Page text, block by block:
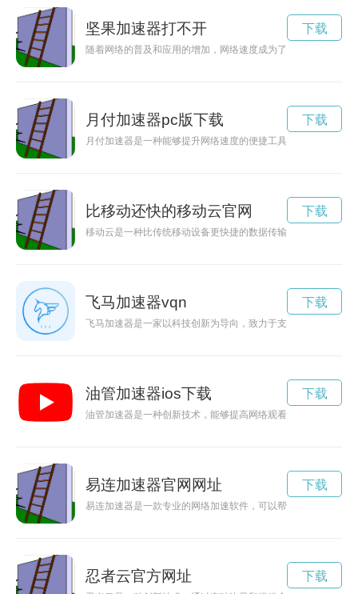
坚果加速器打不开
随着网络的普及和应用的增加，网络速度成为了人们日常生活
下载
月付加速器pc版下载
月付加速器是一种能够提升网络速度的便捷工具，用户只需每
下载
比移动还快的移动云官网
移动云是一种比传统移动设备更快捷的数据传输方式，让数据
下载
飞马加速器vqn
飞马加速器是一家以科技创新为导向，致力于支持创业者实现
下载
油管加速器ios下载
油管加速器是一种创新技术，能够提高网络观看体验，为用户
下载
易连加速器官网网址
易连加速器是一款专业的网络加速软件，可以帮助用户更快速
下载
忍者云官方网址 下载